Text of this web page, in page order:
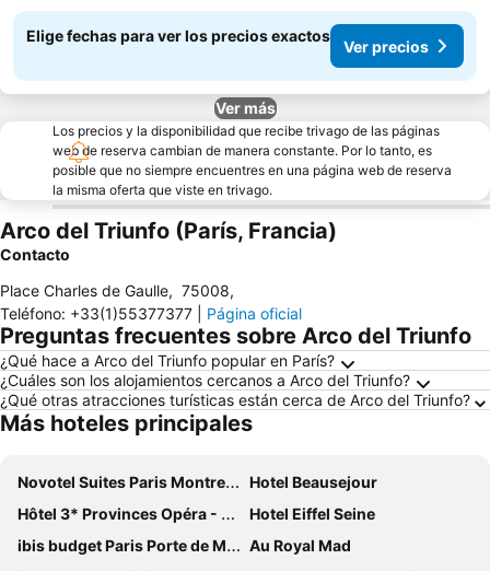
Elige fechas para ver los precios exactos
Ver precios
Ver más
Los precios y la disponibilidad que recibe trivago de las páginas
web de reserva cambian de manera constante. Por lo tanto, es
posible que no siempre encuentres en una página web de reserva
la misma oferta que viste en trivago.
Arco del Triunfo (París, Francia)
Contacto
Place Charles de Gaulle, 75008,
Teléfono: +33(1)55377377 Página oficial
Preguntas frecuentes sobre Arco del Triunfo
¿Qué hace a Arco del Triunfo popular en París?
¿Cuáles son los alojamientos cercanos a Arco del Triunfo?
¿Qué otras atracciones turísticas están cerca de Arco del Triunfo?
Más hoteles principales
Novotel Suites Paris Montreuil Vincennes
Hotel Beausejour
Hôtel 3* Provinces Opéra - Vacances Bleues
Hotel Eiffel Seine
ibis budget Paris Porte de Montmartre
Au Royal Mad